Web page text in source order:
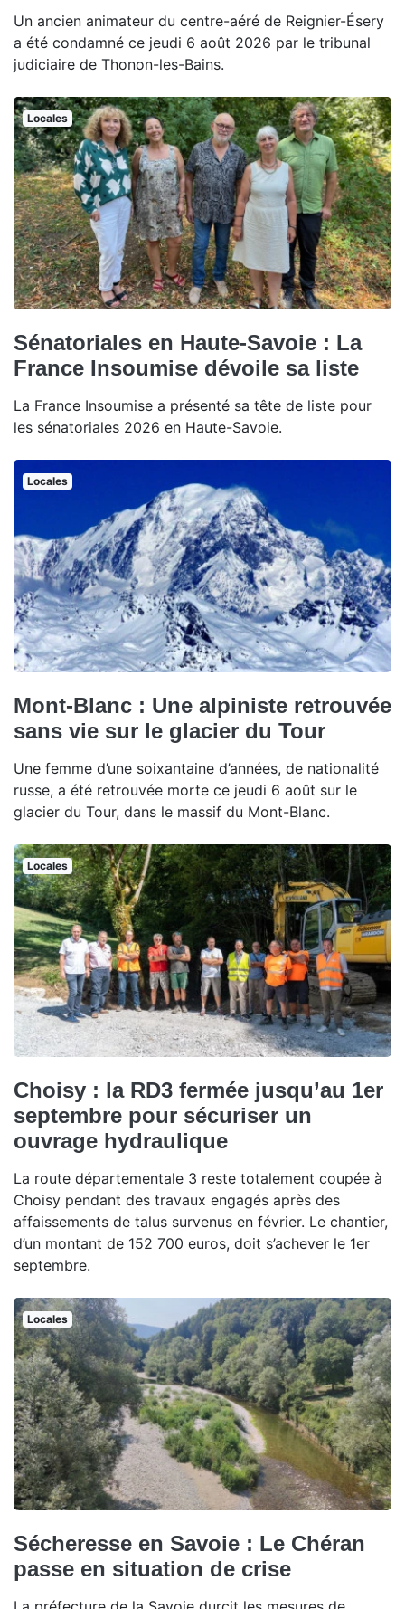
Un ancien animateur du centre-aéré de Reignier-Ésery
a été condamné ce jeudi 6 août 2026 par le tribunal
judiciaire de Thonon-les-Bains.
Locales
Sénatoriales en Haute-Savoie : La
France Insoumise dévoile sa liste
La France Insoumise a présenté sa tête de liste pour
les sénatoriales 2026 en Haute-Savoie.
Locales
Mont-Blanc : Une alpiniste retrouvée
sans vie sur le glacier du Tour
Une femme d’une soixantaine d’années, de nationalité
russe, a été retrouvée morte ce jeudi 6 août sur le
glacier du Tour, dans le massif du Mont-Blanc.
Locales
Choisy : la RD3 fermée jusqu’au 1er
septembre pour sécuriser un
ouvrage hydraulique
La route départementale 3 reste totalement coupée à
Choisy pendant des travaux engagés après des
affaissements de talus survenus en février. Le chantier,
d’un montant de 152 700 euros, doit s’achever le 1er
septembre.
Locales
Sécheresse en Savoie : Le Chéran
passe en situation de crise